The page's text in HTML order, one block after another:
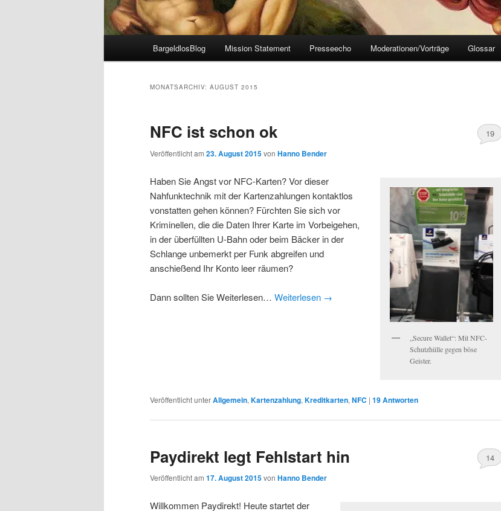
BargeldlosBlog Mission Statement Presseecho Moderationen/Vorträge Glossar
MONATSARCHIV: AUGUST 2015
NFC ist schon ok
Veröffentlicht am 23. August 2015von Hanno Bender
19
„Secure Wallet“: Mit NFC-
Schutzhülle gegen böse
Geister.
Haben Sie Angst vor NFC-Karten? Vor dieser
Nahfunktechnik mit der Kartenzahlungen kontaktlos
vonstatten gehen können? Fürchten Sie sich vor
Kriminellen, die die Daten Ihrer Karte im Vorbeigehen,
in der überfüllten U-Bahn oder beim Bäcker in der
Schlange unbemerkt per Funk abgreifen und
anschießend Ihr Konto leer räumen?
Dann sollten Sie Weiterlesen… Weiterlesen →
Veröffentlicht unterAllgemein, Kartenzahlung, Kreditkarten, NFC | 19Antworten
Paydirekt legt Fehlstart hin
Veröffentlicht am 17. August 2015von Hanno Bender
14
Willkommen Paydirekt! Heute startet der